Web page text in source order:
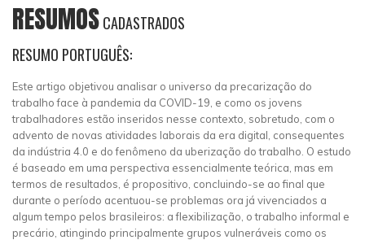
RESUMOSCADASTRADOS
RESUMO PORTUGUÊS:
Este artigo objetivou analisar o universo da precarização do
trabalho face à pandemia da COVID-19, e como os jovens
trabalhadores estão inseridos nesse contexto, sobretudo, com o
advento de novas atividades laborais da era digital, consequentes
da indústria 4.0 e do fenômeno da uberização do trabalho. O estudo
é baseado em uma perspectiva essencialmente teórica, mas em
termos de resultados, é propositivo, concluindo-se ao final que
durante o período acentuou-se problemas ora já vivenciados a
algum tempo pelos brasileiros: a flexibilização, o trabalho informal e
precário, atingindo principalmente grupos vulneráveis como os